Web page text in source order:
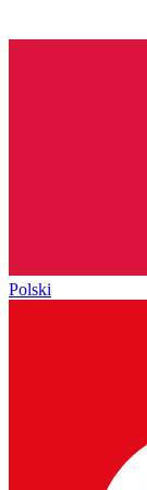
Polski